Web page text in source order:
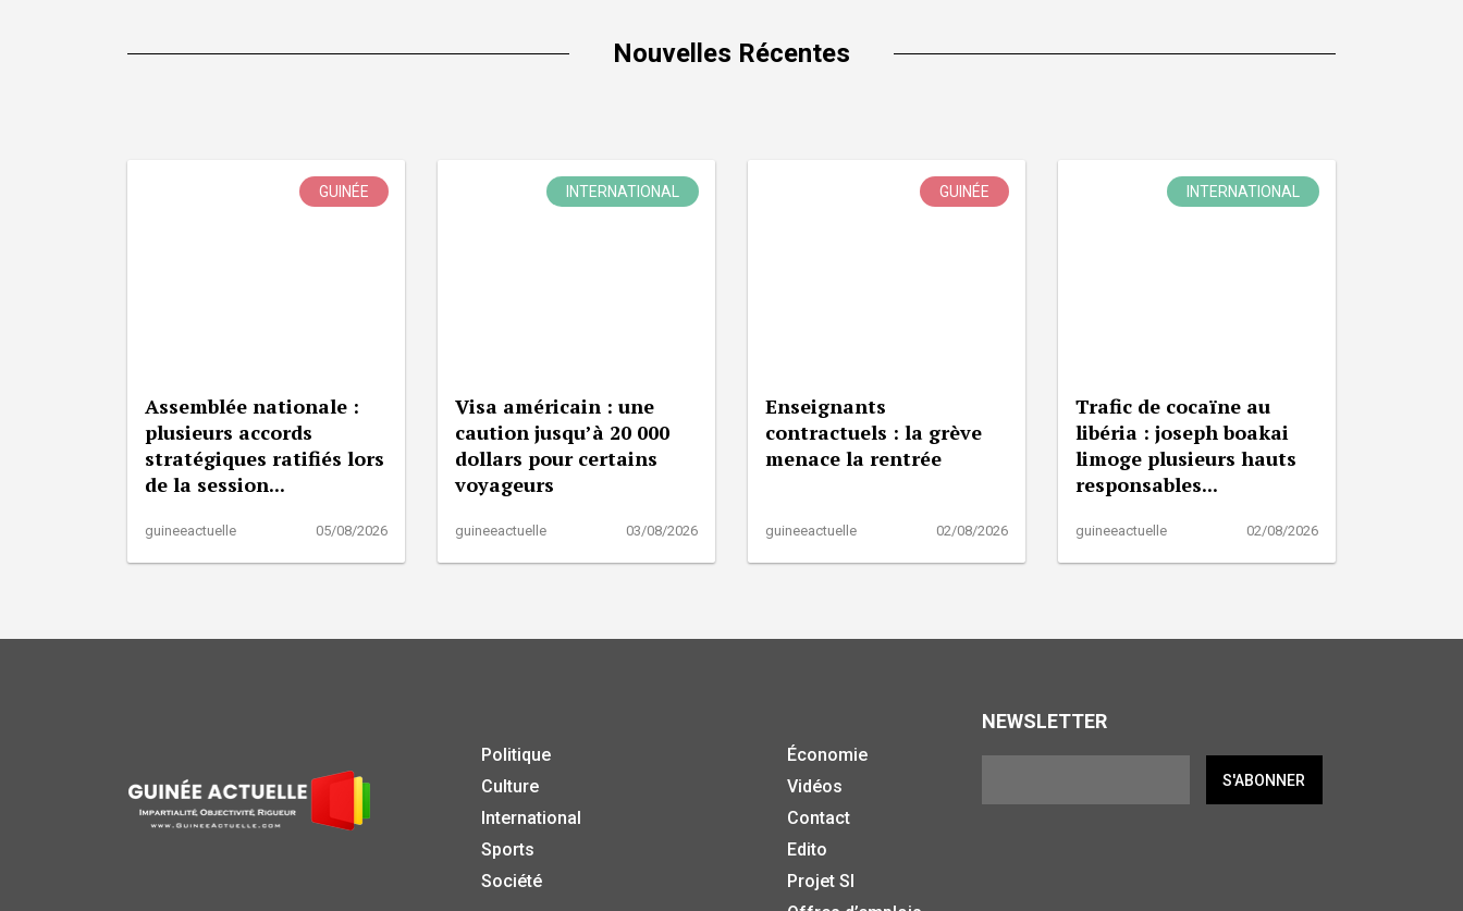
Nouvelles Récentes
GUINÉE
Assemblée nationale :
plusieurs accords
stratégiques ratifiés lors
de la session...
guineeactuelle 05/08/2026
INTERNATIONAL
Visa américain : une
caution jusqu’à 20 000
dollars pour certains
voyageurs
guineeactuelle 03/08/2026
GUINÉE
Enseignants
contractuels : la grève
menace la rentrée
guineeactuelle 02/08/2026
INTERNATIONAL
Trafic de cocaïne au
libéria : joseph boakai
limoge plusieurs hauts
responsables...
guineeactuelle 02/08/2026
Politique
Culture
International
Sports
Société
Économie
Vidéos
Contact
Edito
Projet SI
NEWSLETTER
S'ABONNER